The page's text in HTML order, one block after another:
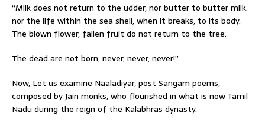
“Milk does not return to the udder, nor butter to butter milk.
nor the life within the sea shell, when it breaks, to its body.
The blown flower, fallen fruit do not return to the tree.
The dead are not born, never, never, never!”
Now, Let us examine Naaladiyar, post Sangam poems,
composed by Jain monks, who flourished in what is now Tamil
Nadu during the reign of the Kalabhras dynasty.